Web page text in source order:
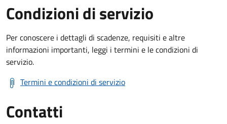
Condizioni di servizio
Per conoscere i dettagli di scadenze, requisiti e altre
informazioni importanti, leggi i termini e le condizioni di
servizio.
Termini e condizioni di servizio
Contatti